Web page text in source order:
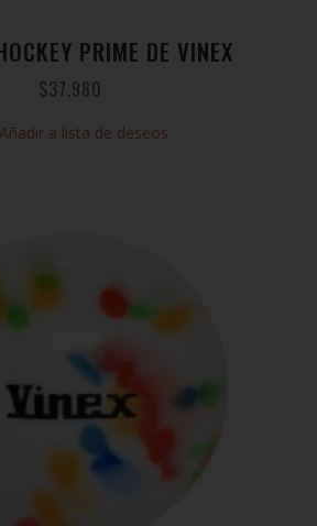
PRIME DE VINEX
$37.980
Añadir a lista de deseos